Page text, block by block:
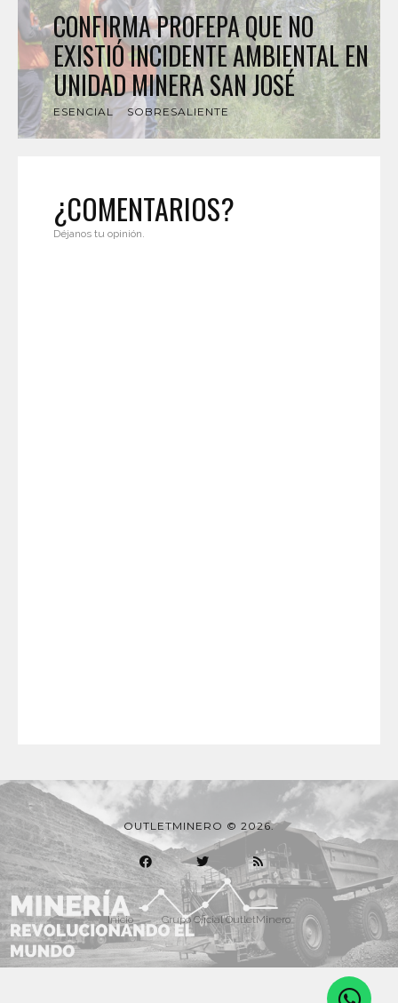
CONFIRMA PROFEPA QUE NO
EXISTIÓ INCIDENTE AMBIENTAL EN
UNIDAD MINERA SAN JOSÉ
ESENCIAL SOBRESALIENTE
¿COMENTARIOS?
Déjanos tu opinión.
OUTLETMINERO © 2026.
Inicio Grupo Oficial OutletMinero